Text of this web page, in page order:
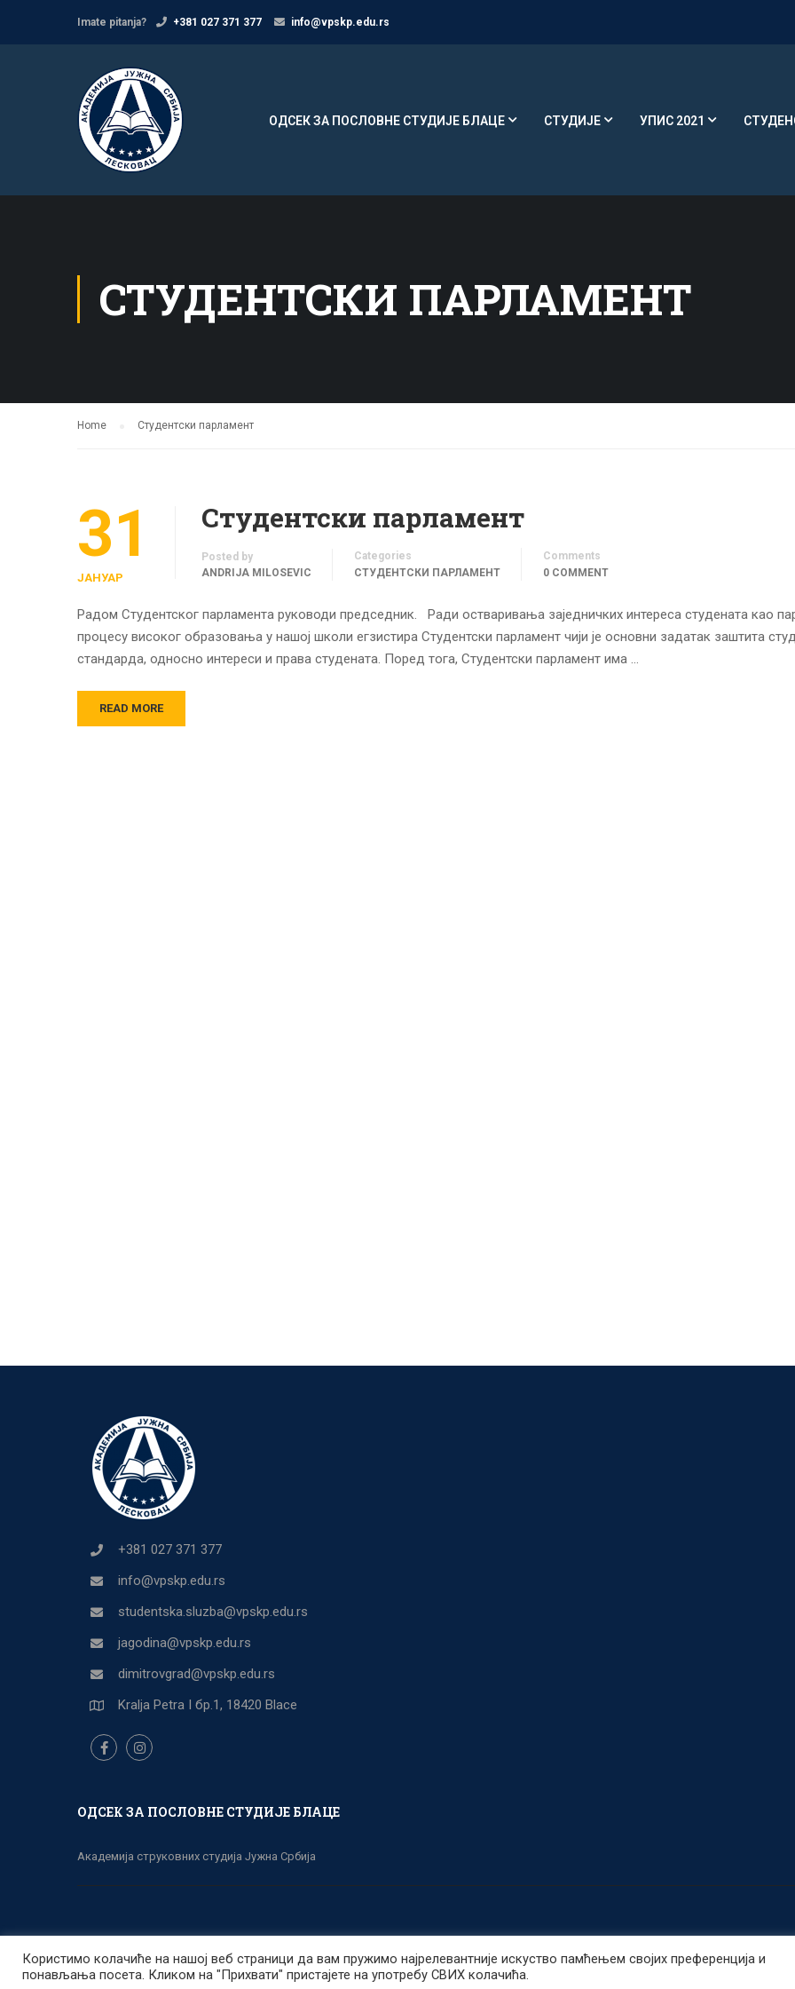
Imate pitanja? +381 027 371 377 info@vpskp.edu.rs
ОДСЕК ЗА ПОСЛОВНЕ СТУДИЈЕ БЛАЦЕ СТУДИЈЕ УПИС 2021
СТУДЕНТСКИ ПАРЛАМЕНТ
Home Студентски парламент
31
ЈАНУАР
Студентски парламент
Posted by
ANDRIJA MILOSEVIC
Categories
СТУДЕНТСКИ ПАРЛАМЕНТ
Comments
0 COMMENT
Радом Студентског парламента руководи председник. Ради остваривања заједничких интереса студената као
процесу високог образовања у нашој школи егзистира Студентски парламент чији је основни задатак заштита
стандарда, односно интереси и права студената. Поред тога, Студентски парламент има …
READ MORE
+381 027 371 377
info@vpskp.edu.rs
studentska.sluzba@vpskp.edu.rs
jagodina@vpskp.edu.rs
dimitrovgrad@vpskp.edu.rs
Kralja Petra I бр.1, 18420 Blace
ОДСЕК ЗА ПОСЛОВНЕ СТУДИЈЕ БЛАЦЕ
Академија струковних студија Јужна Србија
Користимо колачиће на нашој веб страници да вам пружимо најрелевантније искуство памћењем својих преференција и
понављања посета. Кликом на "Прихвати" пристајете на употребу СВИХ колачића.